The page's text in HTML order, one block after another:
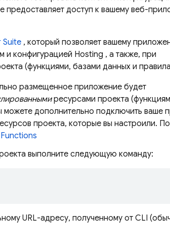
предоставляет доступ к вашему веб-
Suite , который позволяет вашему
и конфигурацией Hosting , а также, при
(функциями, базами данных и
размещенное приложение будет
ресурсами проекта
можете дополнительно подключить ваше
проекта, которые вы настроили.
выполните следующую команду:
URL-адресу, полученному от CLI